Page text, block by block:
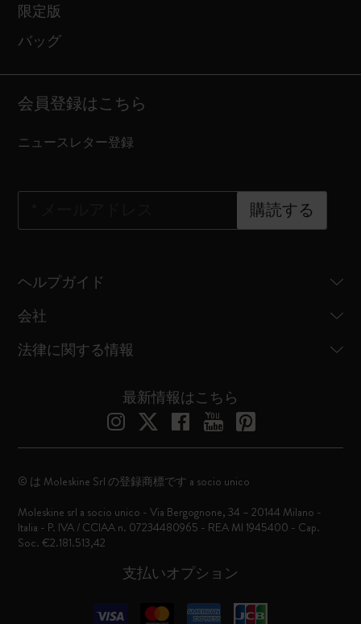
限定版
バッグ
会員登録はこちら
ニュースレター登録
購読する
ヘルプガイド
会社
法律に関する情報
最新情報はこちら
支払いオプション
© は Moleskine Srl の登録商標です a socio unico
Moleskine srl a socio unico - Via Bergognone, 34 – 20144 Milano -
Italia - P. IVA / CCIAA n. 07234480965 - REA MI 1945400 - Cap.
Soc. €2.181.513,42